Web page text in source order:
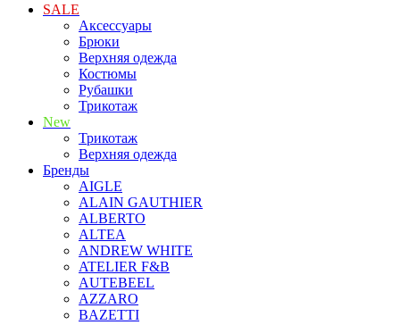
SALE
Аксессуары
Брюки
Верхняя одежда
Костюмы
Рубашки
Трикотаж
New
Трикотаж
Верхняя одежда
Бренды
AIGLE
ALAIN GAUTHIER
ALBERTO
ALTEA
ANDREW WHITE
ATELIER F&B
AUTEBEEL
AZZARO
BAZETTI